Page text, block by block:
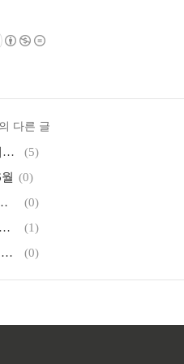
다른 글
2025 추석선물 롯데마트 사전예약으로 준비하세요
(5)
(0)
이트 국내 공식 오픈!
(0)
봄꽃축제 3월 광양 매화축제 구례 산수유꽃축제 정보
(1)
스타벅스 크리스마스 케이크 예약 가격 혜택 안내
(0)